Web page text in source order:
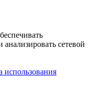
сетевой
использования